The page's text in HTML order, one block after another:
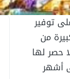
توفير
من
حصر لها
أشهر